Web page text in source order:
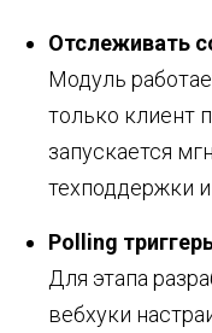
Отслеживать
Модуль
только клиент
запускается
техподдержки
Polling
Для этапа
вебхуки